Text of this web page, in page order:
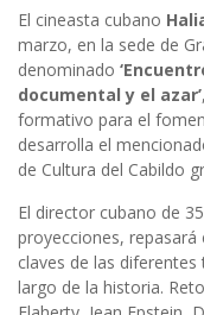
El cineasta cubano
marzo, en la sede de
denominado
documental y el azar’
formativo para el
desarrolla el
de Cultura del Cabildo
El director cubano de
proyecciones,
claves de las
largo de la historia.